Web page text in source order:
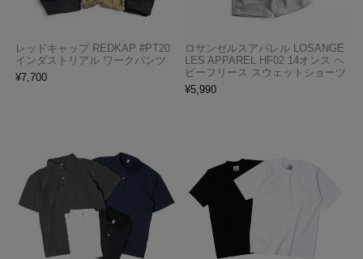
レッドキャップ REDKAP #PT20
インダストリアル ワークパンツ
¥7,700
ロサンゼルスアパレル LOSANGE
LES APPAREL HF02 14オンス ヘ
ビーフリース スウェットショーツ
¥5,990